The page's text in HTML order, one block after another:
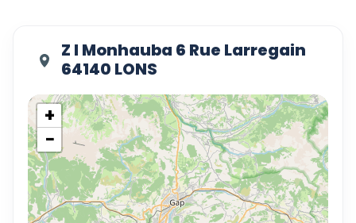
Z I Monhauba 6 Rue Larregain
64140 LONS
+
−